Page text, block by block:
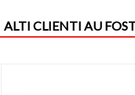
ALTI CLIENTI AU